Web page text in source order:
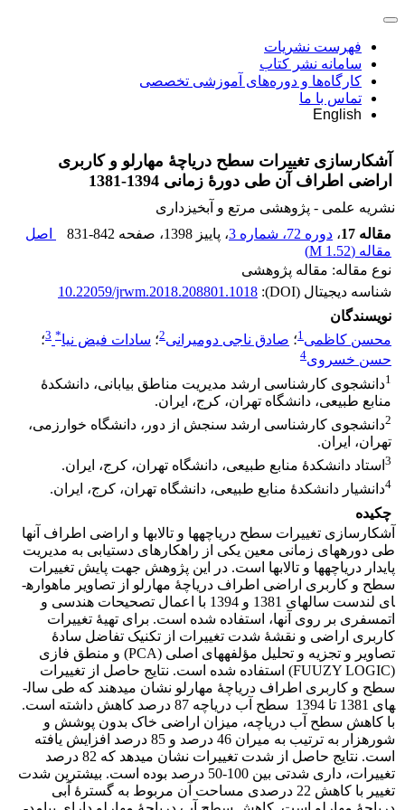
فهرست نشریات
سامانه نشر کتاب
کارگاه‌ها و دوره‌های آموزشی تخصصی
تماس با ما
English
آشکارسازی تغییرات سطح دریاچۀ مهارلو و کاربری
اراضی اطراف آن طی دورۀ زمانی 1394-1381
نشریه علمی - پژوهشی مرتع و آبخیزداری
مقاله 17
، دوره 72، شماره 3 ، پاییز 1398 ، صفحه 831-842
اصل
مقاله (1.52 M
)
نوع مقاله: مقاله پژوهشی
شناسه دیجیتال (DOI):
10.22059/jrwm.2018.208801.1018
نویسندگان
محسن کاظمی1؛ صادق ناجی دومیرانی2؛ سادات فیض نیا*
3؛
حسن خسروی4
1دانشجوی کارشناسی ارشد مدیریت مناطق بیابانی، دانشکدۀ
منابع طبیعی، دانشگاه تهران، کرج، ایران.
2دانشجوی کارشناسی ارشد سنجش از دور، دانشگاه خوارزمی،
تهران، ایران.
3 استاد دانشکدۀ منابع طبیعی، دانشگاه تهران، کرج، ایران.
4دانشیار دانشکدۀ منابع طبیعی، دانشگاه تهران، کرج، ایران.
چکیده
آشکارسازی تغییرات سطح دریاچه­ها و تالاب­ها و اراضی اطراف آن­ها
طی دوره­های زمانی معین یکی از راهکارهای دست­یابی به مدیریت
پایدار دریاچه­ها و تالاب­ها است. در این پژوهش جهت پایش تغییرات
سطح و کاربری اراضی اطراف دریاچۀ مهارلو از تصاویر ماهواره­
ای لندست سال­های 1381 و 1394 با اعمال تصحیحات هندسی و
اتمسفری بر روی آن­ها، استفاده شده است. برای تهیۀ تغییرات
کاربری اراضی و نقشۀ شدت تغییرات از تکنیک­ تفاضل سادۀ
تصاویر و تجزیه و تحلیل مؤلفه­های اصلی (PCA) و منطق فازی
(FUUZY LOGIC) استفاده شده است. نتایج حاصل از تغییرات
سطح و کاربری اطراف دریاچۀ مهارلو نشان می­دهند که طی سال­
های 1381 تا 1394 سطح آب دریاچه 87 درصد کاهش داشته است.
با کاهش سطح آب دریاچه، میزان اراضی خاک بدون پوشش و
شوره­زار به ترتیب به میران 46 درصد و 85 درصد افزایش یافته
است. نتایج حاصل از شدت تغییرات نشان می­دهد که 82 درصد
تغییرات، داری شدتی بین 100-50 درصد بوده است. بیشترین شدت
تغییر با کاهش 22 درصدی مساحت آن مربوط به گسترۀ آبی